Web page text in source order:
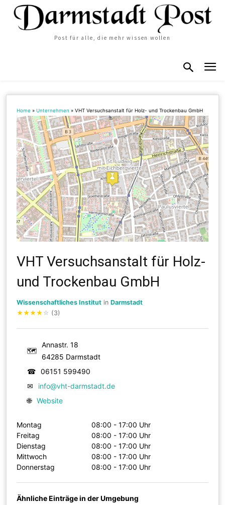
Post für alle, die mehr wissen wollen
Home »Unternehmen »VHT Versuchsanstalt für Holz- und Trockenbau GmbH
VHT Versuchsanstalt für Holz-
und Trockenbau GmbH
Wissenschaftliches Institut inDarmstadt
★★★★ ☆ (3)
🗺
Annastr. 18
64285 Darmstadt
☎
06151 599490
✉
info@vht-darmstadt.de
🌐 Website
Montag
08:00 - 17:00 Uhr
Freitag
08:00 - 17:00 Uhr
Dienstag
08:00 - 17:00 Uhr
Mittwoch
08:00 - 17:00 Uhr
Donnerstag
08:00 - 17:00 Uhr
Ähnliche Einträge in der Umgebung